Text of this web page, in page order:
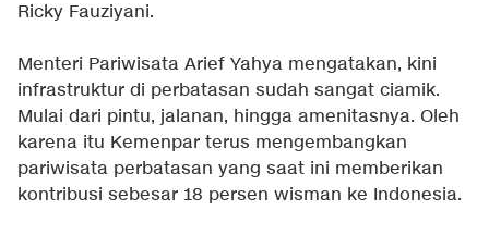
Ricky Fauziyani.
Menteri Pariwisata Arief Yahya mengatakan, kini
infrastruktur di perbatasan sudah sangat ciamik.
Mulai dari pintu, jalanan, hingga amenitasnya. Oleh
karena itu Kemenpar terus mengembangkan
pariwisata perbatasan yang saat ini memberikan
kontribusi sebesar 18 persen wisman ke Indonesia.